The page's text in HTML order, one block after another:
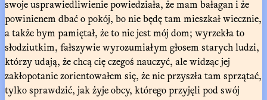
swoje usprawiedliwienie powiedziała, że mam bałagan i że
powinienem dbać o pokój, bo nie będę tam mieszkał wiecznie,
a także bym pamiętał, że to nie jest mój dom; wyrzekła to
słodziutkim, fałszywie wyrozumiałym głosem starych ludzi,
którzy udają, że chcą cię czegoś nauczyć, ale widząc jej
zakłopotanie zorientowałem się, że nie przyszła tam sprzątać,
tylko sprawdzić, jak żyje obcy, którego przyjęli pod swój